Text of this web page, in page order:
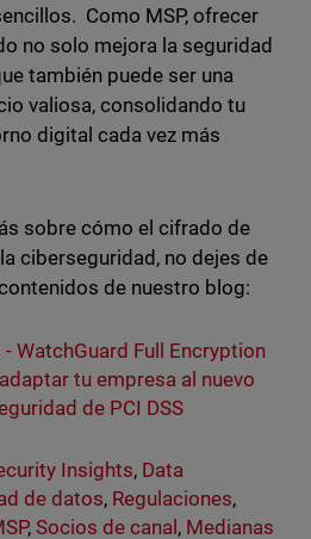
Como MSP, ofrecer
no solo mejora la seguridad
también puede ser una
valiosa, consolidando tu
digital cada vez más
sobre cómo el cifrado de
ciberseguridad, no dejes de
de nuestro blog:
WatchGuard Full Encryption
tu empresa al nuevo
de PCI DSS
Insights, Data
de datos, Regulaciones,
, Socios de canal , Medianas